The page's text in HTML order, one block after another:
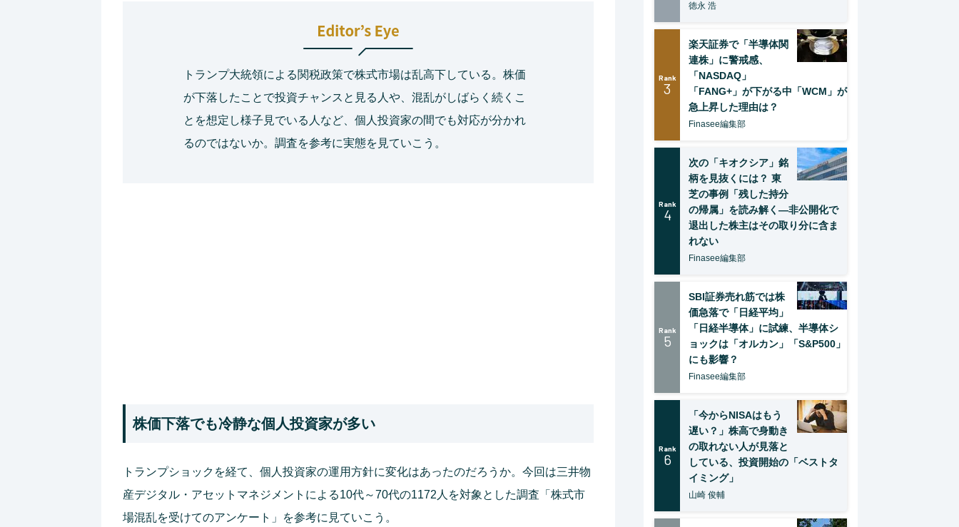
トランプ大統領による関税政策で株式市場は乱高下している。株価
が下落したことで投資チャンスと見る人や、混乱がしばらく続くこ
とを想定し様子見でいる人など、個人投資家の間でも対応が分かれ
るのではないか。調査を参考に実態を見ていこう。
株価下落でも冷静な個人投資家が多い
トランプショックを経て、個人投資家の運用方針に変化はあったのだろうか。今回は三井物
産デジタル・アセットマネジメントによる10代～70代の1172人を対象とした調査「株式市
場混乱を受けてのアンケート」を参考に見ていこう。
徳永 浩
Rank
3
楽天証券で「半導体関
連株」に警戒感、
「NASDAQ」
「FANG+」が下がる中「WCM」が
急上昇した理由は？
Finasee編集部
Rank
4
次の「キオクシア」銘
柄を見抜くには？ 東
芝の事例「残した持分
の帰属」を読み解く—非公開化で
退出した株主はその取り分に含ま
れない
Finasee編集部
Rank
5
SBI証券売れ筋では株
価急落で「日経平均」
「日経半導体」に試練、半導体シ
ョックは「オルカン」「S&P500」
にも影響？
Finasee編集部
Rank
6
「今からNISAはもう
遅い？」株高で身動き
の取れない人が見落と
している、投資開始の「ベストタ
イミング」
山崎 俊輔